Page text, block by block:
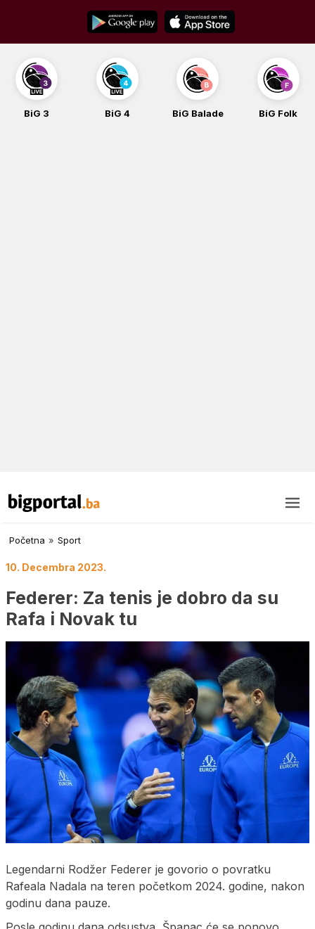
content
BiG 3 BiG 4 BiG Balade BiG Folk
Početna » Sport
10. Decembra 2023.
Federer: Za tenis je dobro da su
Rafa i Novak tu
Legendarni Rodžer Federer je govorio o povratku
Rafeala Nadala na teren početkom 2024. godine, nakon
godinu dana pauze.